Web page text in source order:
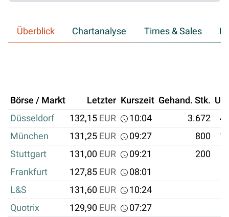
Überblick Chartanalyse Times & Sales
Börse / Markt Letzter Kurszeit Gehand. Stk.
Düsseldorf
132,15 EUR 10:04 3.672
München
131,25 EUR 09:27 800
Stuttgart
131,00 EUR 09:21 200
Frankfurt
127,85 EUR
08:01
L&S
131,60 EUR
10:24
Quotrix
129,90 EUR
07:27